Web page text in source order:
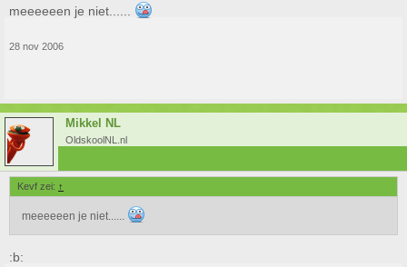
meeeeeen je niet......
28 nov 2006
Mikkel NL
OldskoolNL.nl
Kevf zei: ↑
meeeeeen je niet......
:b: